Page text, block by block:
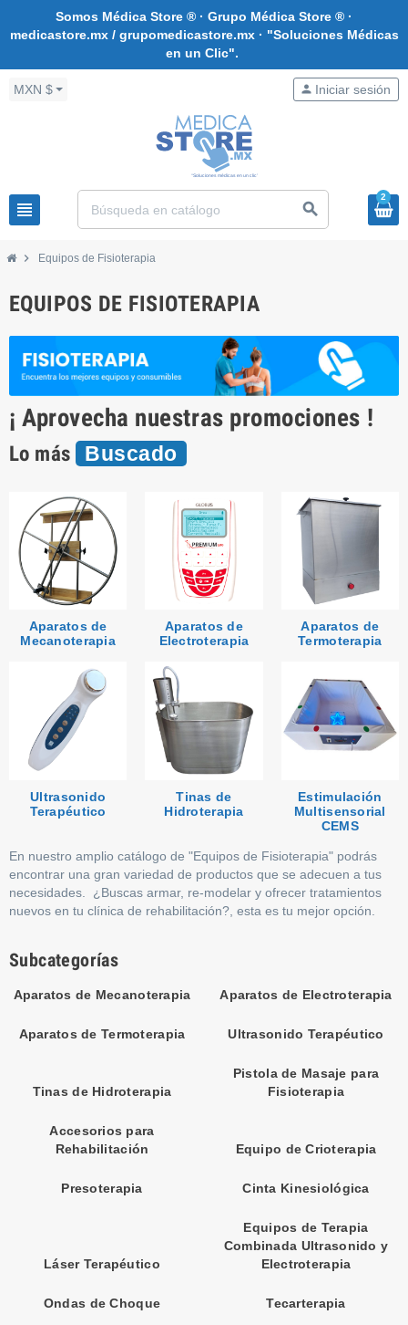
Somos Médica Store ® · Grupo Médica Store ® ·
medicastore.mx / grupomedicastore.mx · "Soluciones Médicas
en un Clic".
MXN $
view_headline search
person Iniciar sesión
2
chevron_right Equipos de Fisioterapia
EQUIPOS DE FISIOTERAPIA
¡ Aprovecha nuestras promociones !
Lo más Buscado
Aparatos de
Mecanoterapia
Aparatos de
Electroterapia
Aparatos de
Termoterapia
Ultrasonido
Terapéutico
Tinas de
Hidroterapia
Estimulación
Multisensorial
CEMS
En nuestro amplio catálogo de "Equipos de Fisioterapia" podrás
encontrar una gran variedad de productos que se adecuen a tus
necesidades. ¿Buscas armar, re-modelar y ofrecer tratamientos
nuevos en tu clínica de rehabilitación?, esta es tu mejor opción.
Subcategorías
Aparatos de Mecanoterapia Aparatos de Electroterapia
Aparatos de Termoterapia Ultrasonido Terapéutico
Tinas de Hidroterapia
Pistola de Masaje para
Fisioterapia
Accesorios para
Rehabilitación
Equipo de Crioterapia
Presoterapia Cinta Kinesiológica
Láser Terapéutico
Equipos de Terapia
Combinada Ultrasonido y
Electroterapia
Ondas de Choque Tecarterapia